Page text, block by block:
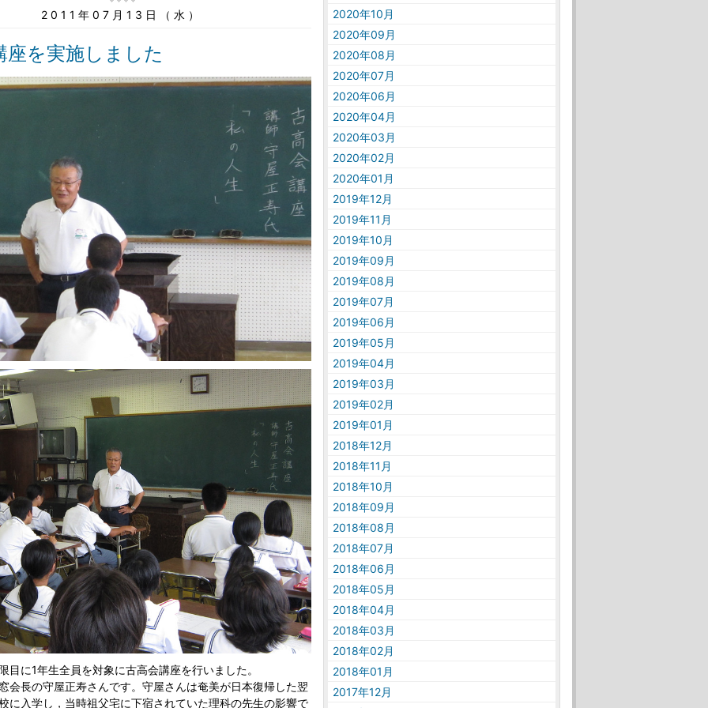
2011年07月13日（水）
座を実施しました
目に1年生全員を対象に古高会講座を行いました。
会長の守屋正寿さんです。守屋さんは奄美が日本復帰した翌
に入学し，当時祖父宅に下宿されていた理科の先生の影響で
2020年10月
2020年09月
2020年08月
2020年07月
2020年06月
2020年04月
2020年03月
2020年02月
2020年01月
2019年12月
2019年11月
2019年10月
2019年09月
2019年08月
2019年07月
2019年06月
2019年05月
2019年04月
2019年03月
2019年02月
2019年01月
2018年12月
2018年11月
2018年10月
2018年09月
2018年08月
2018年07月
2018年06月
2018年05月
2018年04月
2018年03月
2018年02月
2018年01月
2017年12月